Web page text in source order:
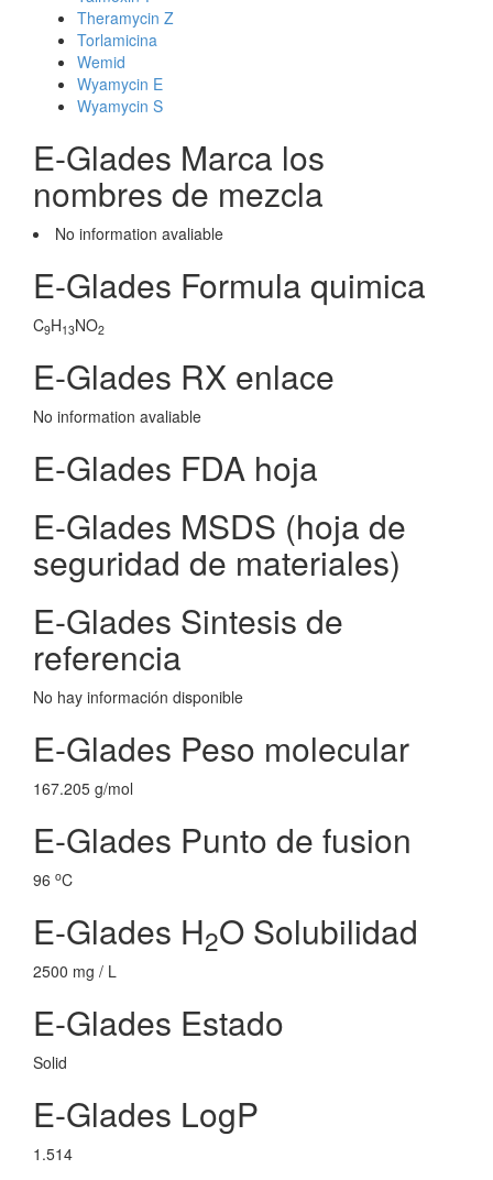
Theramycin Z
Torlamicina
Wemid
Wyamycin E
Wyamycin S
E-Glades Marca los
nombres de mezcla
No information avaliable
E-Glades Formula quimica
C9H13NO2
E-Glades RX enlace
No information avaliable
E-Glades FDA hoja
E-Glades MSDS (hoja de
seguridad de materiales)
E-Glades Sintesis de
referencia
No hay información disponible
E-Glades Peso molecular
167.205 g/mol
E-Glades Punto de fusion
96 oC
E-Glades H2O Solubilidad
2500 mg / L
E-Glades Estado
Solid
E-Glades LogP
1.514